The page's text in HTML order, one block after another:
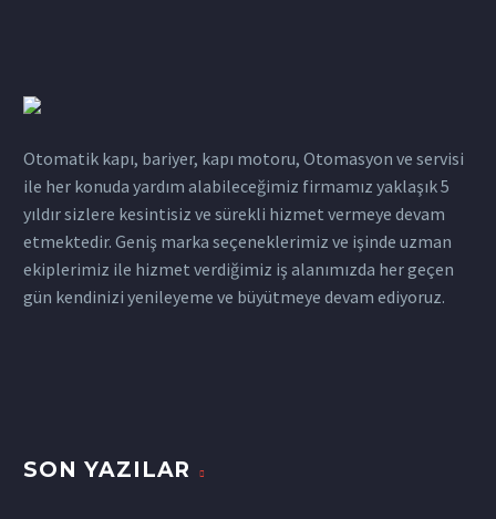
Otomatik kapı, bariyer, kapı motoru, Otomasyon ve servisi
ile her konuda yardım alabileceğimiz firmamız yaklaşık 5
yıldır sizlere kesintisiz ve sürekli hizmet vermeye devam
etmektedir. Geniş marka seçeneklerimiz ve işinde uzman
ekiplerimiz ile hizmet verdiğimiz iş alanımızda her geçen
gün kendinizi yenileyeme ve büyütmeye devam ediyoruz.
SON YAZILAR